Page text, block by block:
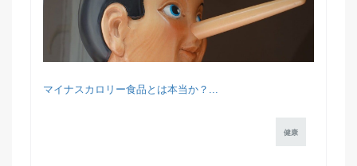
マイナスカロリー食品とは本当か？...
健康